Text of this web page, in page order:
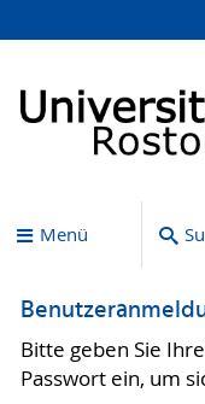
Menü
Bitte geben Sie
Passwort ein, um